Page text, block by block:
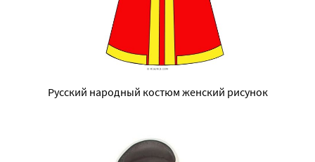
Русский народный костюм женский рисунок